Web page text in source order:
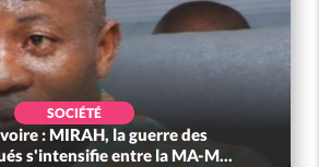
SOCIÉTÉ
: MIRAH, la guerre des
s'intensifie entre la MA-M...